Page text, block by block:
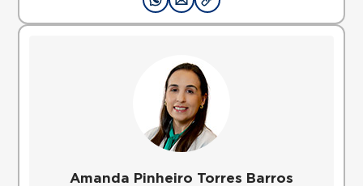
Amanda Pinheiro Torres Barros